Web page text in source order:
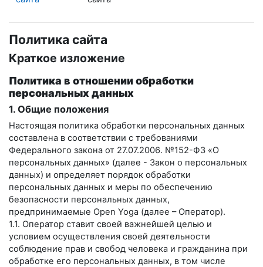
Политика сайта
Краткое изложение
Политика в отношении обработки
персональных данных
1. Общие положения
Настоящая политика обработки персональных данных
составлена в соответствии с требованиями
Федерального закона от 27.07.2006. №152-ФЗ «О
персональных данных» (далее - Закон о персональных
данных) и определяет порядок обработки
персональных данных и меры по обеспечению
безопасности персональных данных,
предпринимаемые Open Yoga (далее – Оператор).
1.1. Оператор ставит своей важнейшей целью и
условием осуществления своей деятельности
соблюдение прав и свобод человека и гражданина при
обработке его персональных данных, в том числе